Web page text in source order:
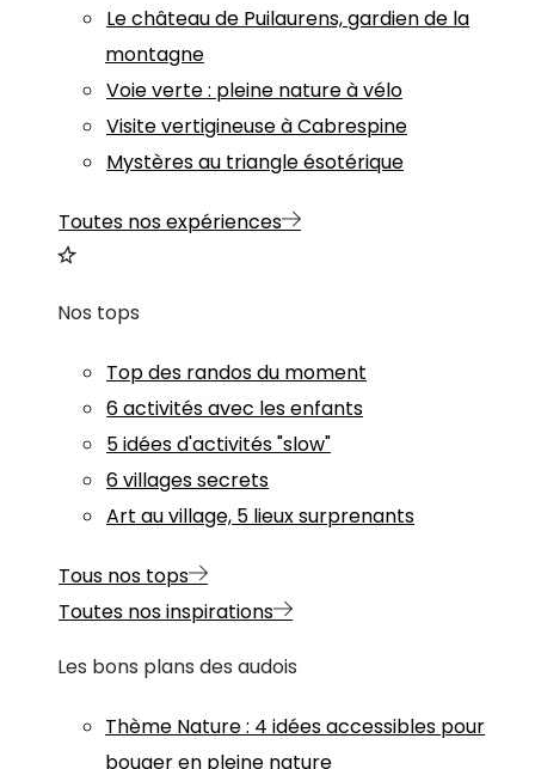
Le château de Puilaurens, gardien de la
montagne
Voie verte : pleine nature à vélo
Visite vertigineuse à Cabrespine
Mystères au triangle ésotérique
Toutes nos expériences
Nos tops
Top des randos du moment
6 activités avec les enfants
5 idées d'activités "slow"
6 villages secrets
Art au village, 5 lieux surprenants
Tous nos tops
Toutes nos inspirations
Les bons plans des audois
Thème Nature: 4 idées accessibles pour
bouger en pleine nature